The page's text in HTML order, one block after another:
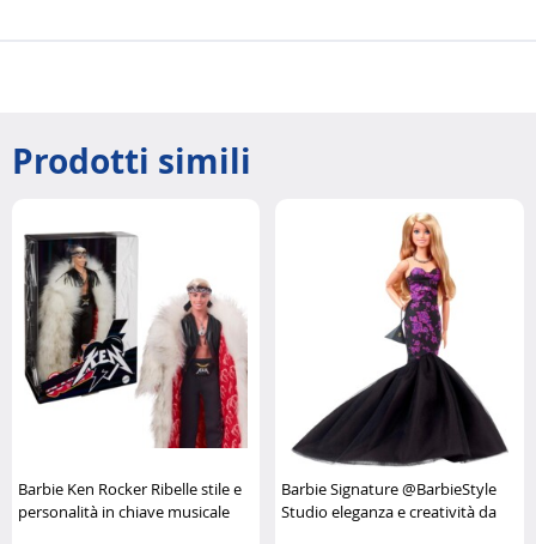
Prodotti simili
Barbie Ken Rocker Ribelle stile e
personalità in chiave musicale
Barbie Signature @BarbieStyle
Studio eleganza e creatività da